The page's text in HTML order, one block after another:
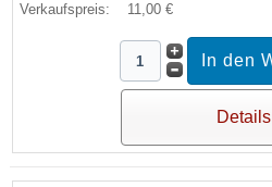
Verkaufspreis: 11,00 €
Details